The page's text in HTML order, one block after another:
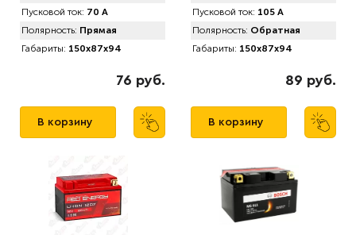
Пусковой ток: 70 А
Полярность: Прямая
Габариты: 150x87x94
76 руб.
В корзину
Пусковой ток: 105 А
Полярность: Обратная
Габариты: 150x87x94
89 руб.
В корзину